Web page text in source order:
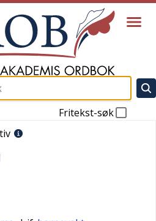
Fritekst-søk